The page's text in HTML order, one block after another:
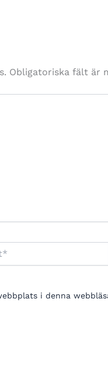
Obligatoriska fält är
i denna